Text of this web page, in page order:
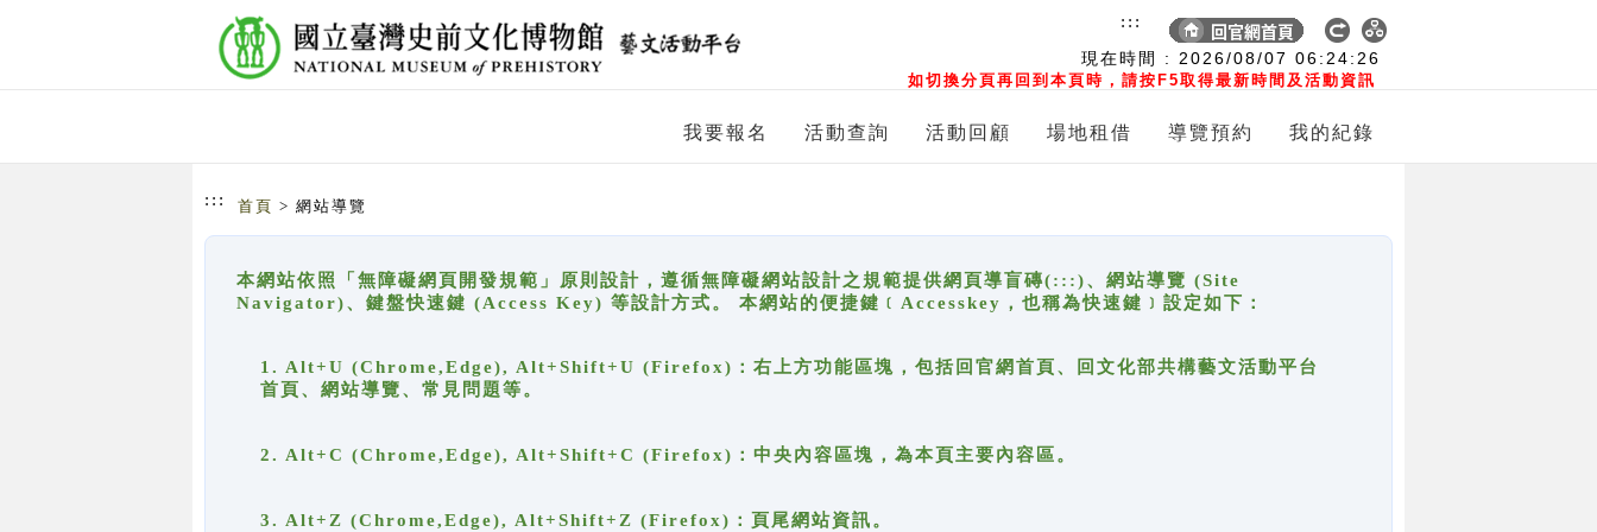
現在時間 : 2026/08/07 06:24:26
如切換分頁再回到本頁時，請按F5取得最新時間及活動資訊
:::
我要報名 活動查詢 活動回顧 場地租借 導覽預約 我的紀錄
::: 首頁 > 網站導覽
本網站依照「無障礙網頁開發規範」原則設計，遵循無障礙網站設計之規範提供網頁導盲磚(:::)、網站導覽 (Site
Navigator)、鍵盤快速鍵 (Access Key) 等設計方式。 本網站的便捷鍵﹝Accesskey，也稱為快速鍵﹞設定如下：
1. Alt+U (Chrome,Edge), Alt+Shift+U (Firefox)：右上方功能區塊，包括回官網首頁、回文化部共構藝文活動平台
首頁、網站導覽、常見問題等。
2. Alt+C (Chrome,Edge), Alt+Shift+C (Firefox)：中央內容區塊，為本頁主要內容區。
3. Alt+Z (Chrome,Edge), Alt+Shift+Z (Firefox)：頁尾網站資訊。